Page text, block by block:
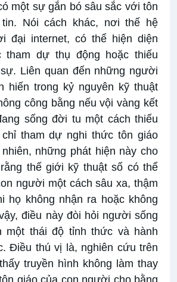
một sự gắn bó sâu sắc với tôn
Nói cách khác, nơi thế hệ
đại internet, có thể hiện diện
tham dự thụ động hoặc thiếu
Liên quan đến những người
hiến trong kỷ nguyên kỹ thuật
công bằng nếu vội vàng kết
sống đời tu một cách thiếu
tham dự nghi thức tôn giáo
những phát hiện này cho
thế giới kỹ thuật số có thể
người một cách sâu xa, thậm
họ không nhận ra hoặc không
điều này đòi hỏi người sống
một thái độ tỉnh thức và hành
Điều thú vị là, nghiên cứu trên
truyền hình không làm thay